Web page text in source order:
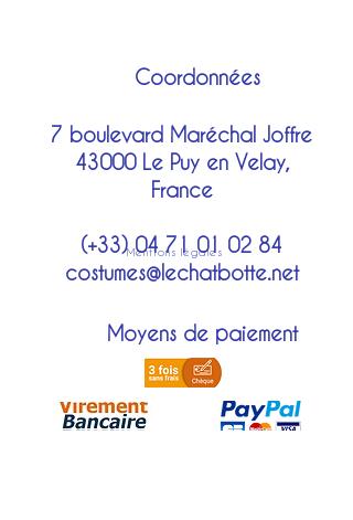
Mentions légales
Coordonnées
7 boulevard Maréchal Joffre
43000 Le Puy en Velay,
France
(+33)04 71 01 02 84
costumes@lechatbotte.net
Moyens de paiement